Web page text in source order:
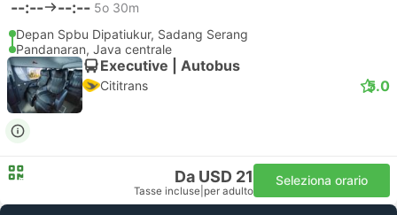
--:-- --:-- 5o 30m
Depan Spbu Dipatiukur, Sadang Serang
Pandanaran, Java centrale
Executive | Autobus
Cititrans 5.0
Da USD 21
Tasse incluse per adulto
Seleziona orario